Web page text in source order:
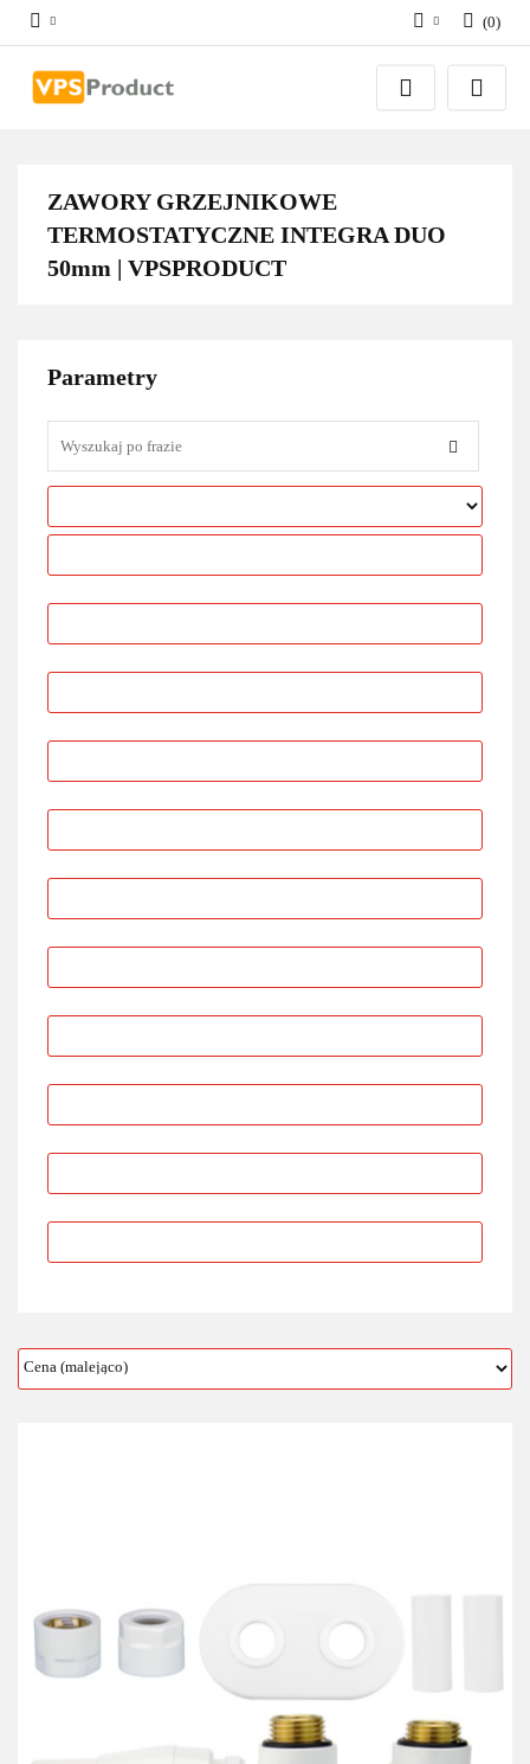
Zaloguj się
Zarejestruj się
(0)
ZAWORY GRZEJNIKOWE
TERMOSTATYCZNE INTEGRA DUO
50mm | VPSPRODUCT
Parametry